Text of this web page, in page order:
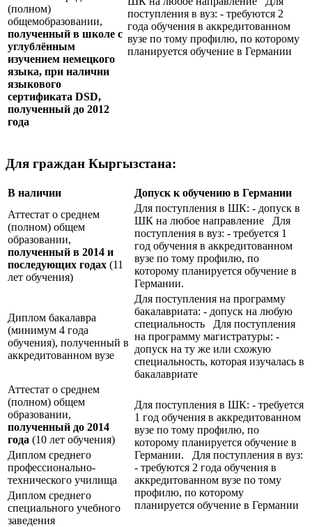
поступления в вуз: - требуются 2
года обучения в аккредитованном
вузе по тому профилю, по которому
планируется обучение в Германии
(полном)
общемобразовании,
полученный в школе с
углублённым
изучением немецкого
языка, при наличии
языкового
сертификата DSD,
полученный до 2012
года
Для граждан Кыргызстана:
В наличии
Допуск к обучению в Германии
Аттестат о среднем
(полном) общем
образовании,
полученный в 2014 и
последующих годах (11
лет обучения)
Для поступления в ШК: - допуск в
ШК на любое направление Для
поступления в вуз: - требуется 1
год обучения в аккредитованном
вузе по тому профилю, по
которому планируется обучение в
Германии.
Диплом бакалавра
(минимум 4 года
обучения), полученный в
аккредитованном вузе
Для поступления на программу
бакалавриата: - допуск на любую
специальность Для поступления
на программу магистратуры: -
допуск на ту же или схожую
специальность, которая изучалась в
бакалавриате
Аттестат о среднем
(полном) общем
образовании,
полученный до 2014
года (10 лет обучения)
Для поступления в ШК: - требуется
1 год обучения в аккредитованном
вузе по тому профилю, по
которому планируется обучение в
Германии. Для поступления в вуз:
- требуются 2 года обучения в
аккредитованном вузе по тому
профилю, по которому
планируется обучение в Германии
Диплом среднего
профессионально-
технического училища
Диплом среднего
специального учебного
заведения